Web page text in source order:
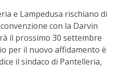
e Lampedusa rischiano di
con la Darvin
il prossimo 30 settembre
per il nuovo affidamento è
il sindaco di Pantelleria,